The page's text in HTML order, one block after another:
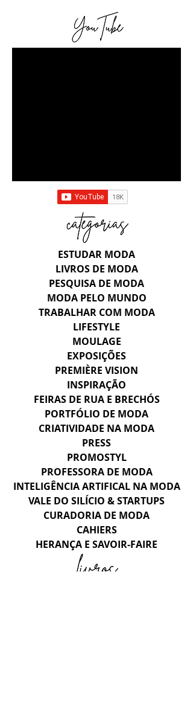
ESTUDAR MODA
LIVROS DE MODA
PESQUISA DE MODA
MODA PELO MUNDO
TRABALHAR COM MODA
LIFESTYLE
MOULAGE
EXPOSIÇÕES
PREMIÈRE VISION
INSPIRAÇÃO
FEIRAS DE RUA E BRECHÓS
PORTFÓLIO DE MODA
CRIATIVIDADE NA MODA
PRESS
PROMOSTYL
PROFESSORA DE MODA
INTELIGÊNCIA ARTIFICAL NA MODA
VALE DO SILÍCIO & STARTUPS
CURADORIA DE MODA
CAHIERS
HERANÇA E SAVOIR-FAIRE